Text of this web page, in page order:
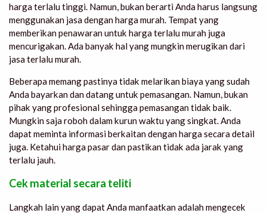
harga terlalu tinggi. Namun, bukan berarti Anda harus langsung
menggunakan jasa dengan harga murah. Tempat yang
memberikan penawaran untuk harga terlalu murah juga
mencurigakan. Ada banyak hal yang mungkin merugikan dari
jasa terlalu murah.
Beberapa memang pastinya tidak melarikan biaya yang sudah
Anda bayarkan dan datang untuk pemasangan. Namun, bukan
pihak yang profesional sehingga pemasangan tidak baik.
Mungkin saja roboh dalam kurun waktu yang singkat. Anda
dapat meminta informasi berkaitan dengan harga secara detail
juga. Ketahui harga pasar dan pastikan tidak ada jarak yang
terlalu jauh.
Cek material secara teliti
Langkah lain yang dapat Anda manfaatkan adalah mengecek